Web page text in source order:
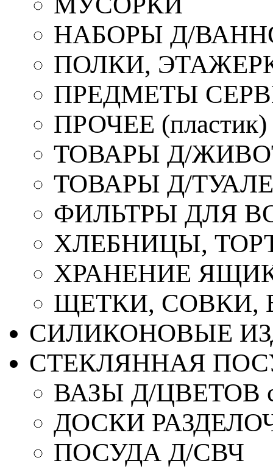
НАБОРЫ Д/
ПОЛКИ,
ПРЕДМЕТЫ
ПРОЧЕЕ (пластик)
ТОВАРЫ Д/
ТОВАРЫ Д/
ФИЛЬТРЫ ДЛЯ
ХЛЕБНИЦЫ,
ХРАНЕНИЕ
ЩЕТКИ, СОВКИ,
СИЛИКОНОВЫЕ
СТЕКЛЯННАЯ
ВАЗЫ Д/ЦВЕТОВ
ДОСКИ
ПОСУДА Д/СВЧ